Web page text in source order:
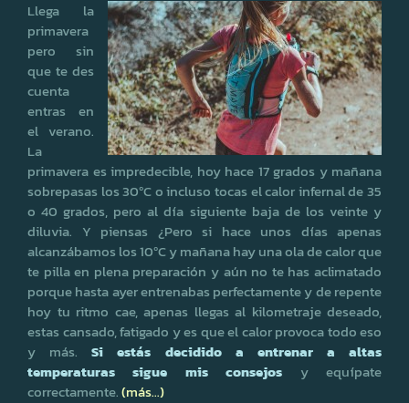
Llega la
primavera
pero sin
que te des
cuenta
entras en
el verano.
La
primavera es impredecible, hoy hace 17 grados y mañana
sobrepasas los 30ºC o incluso tocas el calor infernal de 35
o 40 grados, pero al día siguiente baja de los veinte y
diluvia. Y piensas ¿Pero si hace unos días apenas
alcanzábamos los 10ºC y mañana hay una ola de calor que
te pilla en plena preparación y aún no te has aclimatado
porque hasta ayer entrenabas perfectamente y de repente
hoy tu ritmo cae, apenas llegas al kilometraje deseado,
estas cansado, fatigado y es que el calor provoca todo eso
y más.Si estás decidido a entrenar a altas
temperaturas sigue mis consejos y equípate
correctamente.(más…)